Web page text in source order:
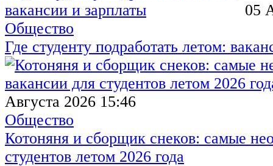
05
Общество
Где студенту подработать летом:
Августа 2026 15:46
Общество
Котоняня и сборщик снеков: самые
студентов летом 2026 года